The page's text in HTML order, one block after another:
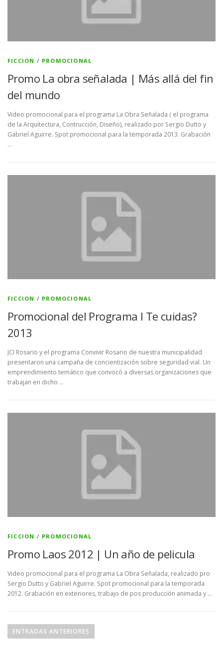
FICCION / PROMOCIONAL
Promo La obra señalada | Más allá del fin
del mundo
Video promocional para el programa La Obra Señalada ( el programa
de la Arquitectura, Contrucción, Diseño), realizado por Sergio Dutto y
Gabriel Aguirre. Spot promocional para la temporada 2013. Grabación
…
FICCION / PROMOCIONAL
Promocional del Programa l Te cuidas?
2013
JCI Rosario y el programa Convivir Rosario de nuestra municipalidad
presentaron una campaña de concientización sobre seguridad vial. Un
emprendimiento temático que convocó a diversas organizaciones que
trabajan en dicho …
FICCION / PROMOCIONAL
Promo Laos 2012 | Un año de pelicula
Video promocional para el programa La Obra Señalada, realizado pro
Sergio Dutto y Gabriel Aguirre. Spot promocional para la temporada
2012. Grabación en exteriores, trabajo de pos producción animada y …
aENTRADAS ANTERIORES